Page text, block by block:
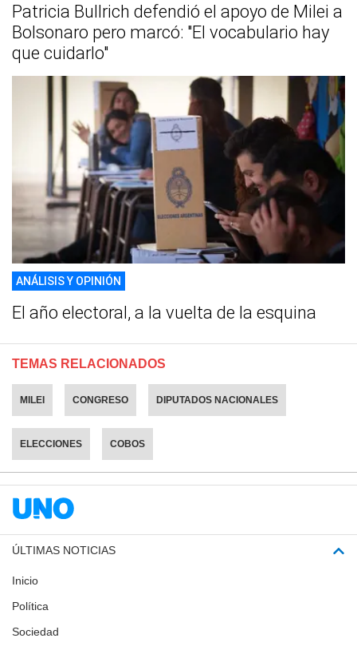
Patricia Bullrich defendió el apoyo de Milei a
Bolsonaro pero marcó: "El vocabulario hay
que cuidarlo"
ANÁLISIS Y OPINIÓN
El año electoral, a la vuelta de la esquina
TEMAS RELACIONADOS
MILEI CONGRESO DIPUTADOS NACIONALES
ELECCIONES COBOS
ÚLTIMAS NOTICIAS
Inicio
Política
Sociedad